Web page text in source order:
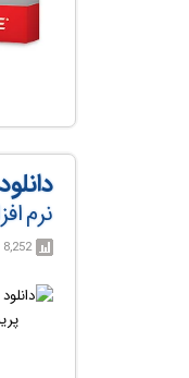
دانلود Primavera P6 v17.7.0 Professional
نرم
8,252